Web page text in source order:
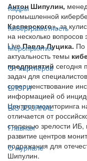
Кадры
Киберграмотность
Мероприятия
От партнёров
БЛОГИ
BIS JOURNAL
Главная
О журнале
Антон Шипулин,
промышленной
Касперского»,за
на несколько
LiveПавла Луцика. По
актуальность темы
предприятий сегодня
задач для
совершенствование
информацией об
Центров мониторинга
отличается от
степенью зрелости
развитие центров
подражания для
Шипулин.